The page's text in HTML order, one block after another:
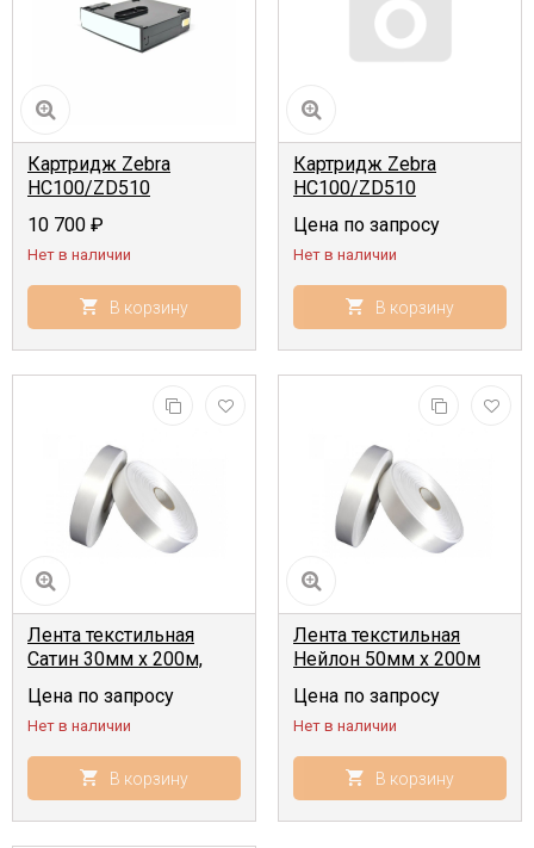
Картридж Zebra
HC100/ZD510
ультрамягкие 25,4мм x
279,4мм, 175шт,
термопечать, белый
10 700 ₽
Нет в наличии
В корзину
Картридж Zebra
HC100/ZD510
279,4мм, 200шт,
термопечать, красный
Цена по запросу
Нет в наличии
В корзину
Лента текстильная
Сатин 30мм x 200м,
Цена по запросу
Нет в наличии
В корзину
Лента текстильная
Нейлон 50мм x 200м
Цена по запросу
Нет в наличии
В корзину